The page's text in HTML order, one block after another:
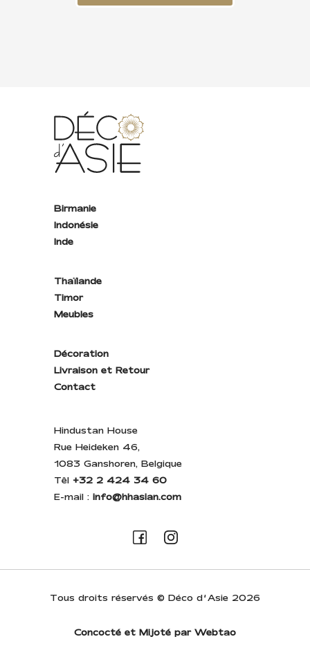
Birmanie
Indonésie
Inde
Thaïlande
Timor
Meubles
Décoration
Livraison et Retour
Contact
Hindustan House
Rue Heideken 46,
1083 Ganshoren, Belgique
Têl +32 2 424 34 60
E-mail : info@hhasian.com
Tous droits réservés © Déco d’Asie 2026
Concocté et Mijoté par Webtao